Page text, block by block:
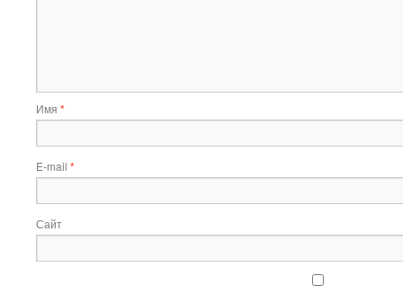
Имя *
E-mail *
Сайт